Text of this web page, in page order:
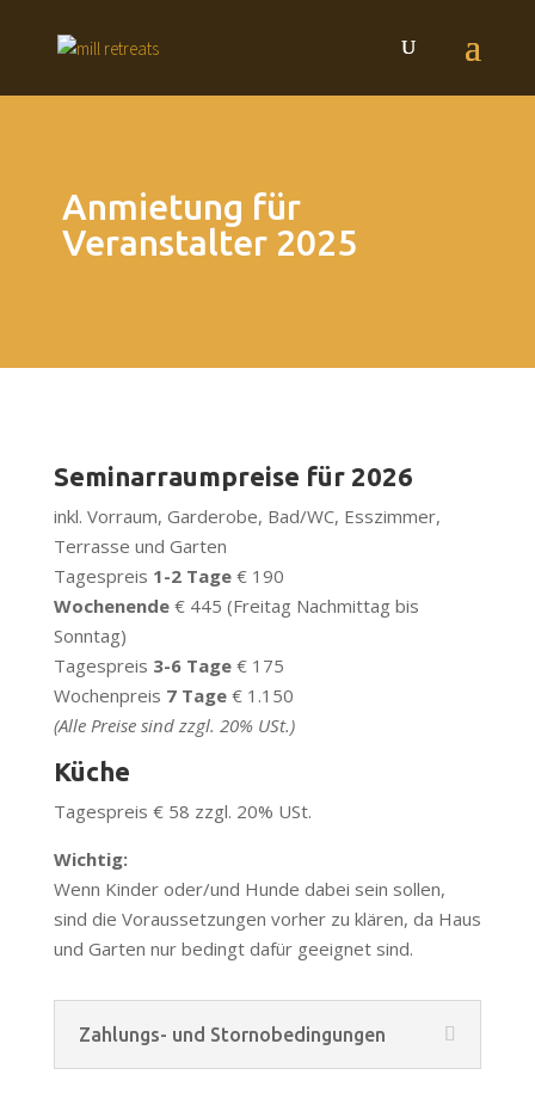
Anmietung für
Veranstalter 2025
Seminarraumpreise für 2026
inkl. Vorraum, Garderobe, Bad/WC, Esszimmer,
Terrasse und Garten
Tagespreis 1-2 Tage€ 190
Wochenende€ 445 (Freitag Nachmittag bis
Sonntag)
Tagespreis 3-6 Tage€ 175
Wochenpreis 7 Tage€ 1.150
(Alle Preise sind zzgl. 20% USt.)
Küche
Tagespreis € 58 zzgl. 20% USt.
Wichtig:
Wenn Kinder oder/und Hunde dabei sein sollen,
sind die Voraussetzungen vorher zu klären, da Haus
und Garten nur bedingt dafür geeignet sind.
Zahlungs- und Stornobedingungen